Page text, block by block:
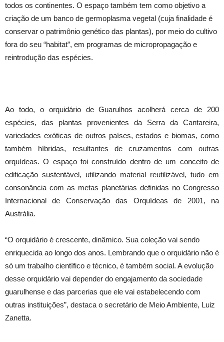
todos os continentes. O espaço também tem como objetivo a
criação de um banco de germoplasma vegetal (cuja finalidade é
conservar o patrimônio genético das plantas), por meio do cultivo
fora do seu “habitat”, em programas de micropropagação e
reintrodução das espécies.
Ao todo, o orquidário de Guarulhos acolherá cerca de 200
espécies, das plantas provenientes da Serra da Cantareira,
variedades exóticas de outros países, estados e biomas, como
também híbridas, resultantes de cruzamentos com outras
orquídeas. O espaço foi construído dentro de um conceito de
edificação sustentável, utilizando material reutilizável, tudo em
consonância com as metas planetárias definidas no Congresso
Internacional de Conservação das Orquídeas de 2001, na
Austrália.
“O orquidário é crescente, dinâmico. Sua coleção vai sendo
enriquecida ao longo dos anos. Lembrando que o orquidário não é
só um trabalho científico e técnico, é também social. A evolução
desse orquidário vai depender do engajamento da sociedade
guarulhense e das parcerias que ele vai estabelecendo com
outras instituições”, destaca o secretário de Meio Ambiente, Luiz
Zanetta.